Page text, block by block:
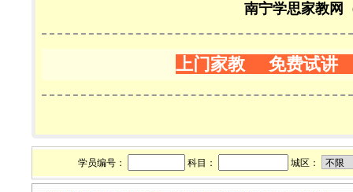
南宁学思家教网
上门家教 免费试讲
学员编号： 科目： 城区：